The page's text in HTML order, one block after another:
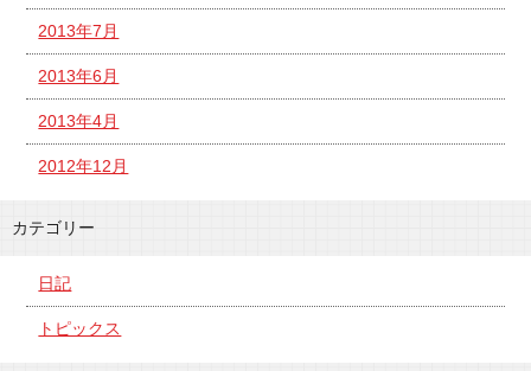
2013年7月
2013年6月
2013年4月
2012年12月
カテゴリー
日記
トピックス